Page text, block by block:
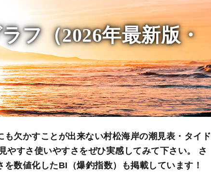
フ（2026年最新版・
欠かすことが出来ない村松海岸の潮見表・タイド
やすさ使いやすさをぜひ実感してみて下さい。 さ
数値化したBI（爆釣指数）も掲載しています！